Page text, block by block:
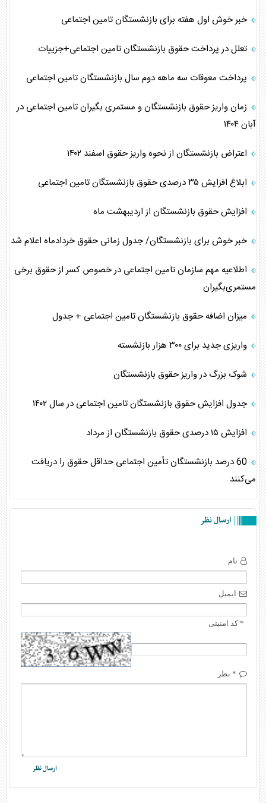
خبر خوش اول هفته برای بازنشستگان تامین اجتماعی
تعلل در پرداخت حقوق بازنشستگان تامین اجتماعی+جزییات
پرداخت معوقات سه ماهه دوم سال بازنشستگان تامین اجتماعی
زمان واریز حقوق بازنشستگان و مستمری بگیران تامین اجتماعی در
آبان ۱۴۰۴
اعتراض بازنشستگان از نحوه واریز حقوق اسفند ۱۴۰۲
ابلاغ افزایش ۳۵ درصدی حقوق بازنشستگان تامین اجتماعی
افزایش حقوق بازنشستگان از اردیبهشت ماه
خبر خوش برای بازنشستگان/ جدول زمانی حقوق خردادماه اعلام شد
اطلاعیه مهم سازمان تامین اجتماعی در خصوص کسر از حقوق برخی
مستمری‌بگیران
میزان اضافه حقوق بازنشستگان تامین اجتماعی + جدول
واریزی جدید برای ۳۰۰ هزار بازنشسته
شوک بزرگ در واریز حقوق بازنشستگان
جدول افزایش حقوق بازنشستگان تامین اجتماعی در سال ۱۴۰۲
افزایش ۱۵ درصدی حقوق بازنشستگان از مرداد
60 درصد بازنشستگان تأمین اجتماعی حداقل حقوق را دریافت
می‌کنند
ارسال نظر
نام
ایمیل
* کد امنیتی
* نظر